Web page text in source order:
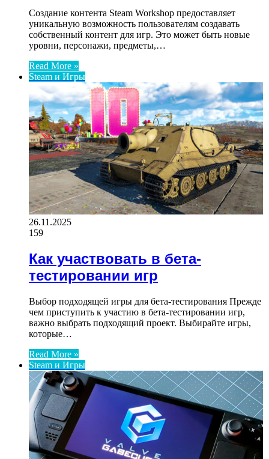
Создание контента Steam Workshop предоставляет
уникальную возможность пользователям создавать
собственный контент для игр. Это может быть новые
уровни, персонажи, предметы,…
Read More »
Steam и Игры
26.11.2025
159
Как участвовать в бета-
тестировании игр
Выбор подходящей игры для бета-тестирования Прежде
чем приступить к участию в бета-тестировании игр,
важно выбрать подходящий проект. Выбирайте игры,
которые…
Read More »
Steam и Игры